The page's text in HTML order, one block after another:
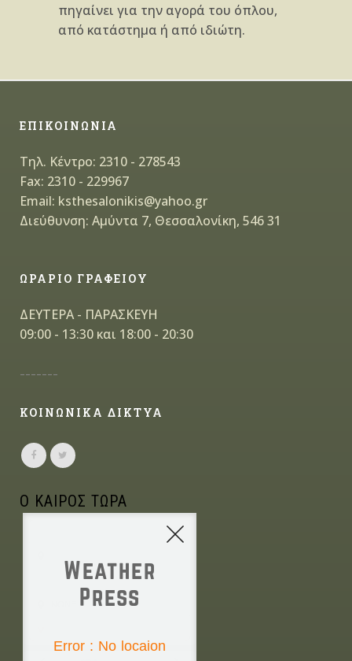
πηγαίνει για την αγορά του όπλου,
από κατάστημα ή από ιδιώτη.
ΕΠΙΚΟΙΝΩΝΙΑ
Τηλ. Κέντρο: 2310 - 278543
Fax: 2310 - 229967
Email: ksthesalonikis@yahoo.gr
Διεύθυνση: Αμύντα 7, Θεσσαλονίκη, 546 31
ΩΡΑΡΙΟ ΓΡΑΦΕΙΟΥ
ΔΕΥΤΕΡΑ - ΠΑΡΑΣΚΕΥΗ
09:00 - 13:30 και 18:00 - 20:30
-------
ΚΟΙΝΩΝΙΚΑ ΔΙΚΤΥΑ
Ο ΚΑΙΡΟΣ ΤΩΡΑ
Weather
Press
Error : No locaion